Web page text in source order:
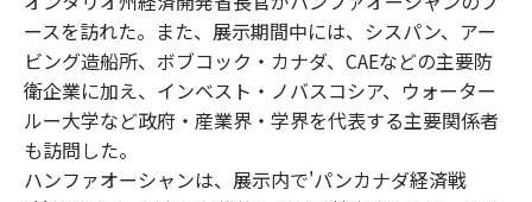
ースを訪れた。また、展示期間中には、シスパン、アー
ビング造船所、ボブコック・カナダ、CAEなどの主要防
衛企業に加え、インベスト・ノバスコシア、ウォーター
ルー大学など政府・産業界・学界を代表する主要関係者
も訪問した。
ハンファオーシャンは、展示内で'パンカナダ経済戦